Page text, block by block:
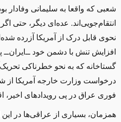
شعبی که واقعا به سلیمانی وفادار
انتقام‌جویی‌اند. عده‌ای دیگر، حتی
نحوی قابل درک از آمریکا آزرده
افزایش تنش با دشمن خود ــ‌ایران‌ــ‌
گستاخانه که به نحو خطرناکی
درخواست وزارت خارجه آمریکا از
فوری عراق در پی رویدادهای اخیر،
همزمان، بسیاری از عراقی‌ها در این